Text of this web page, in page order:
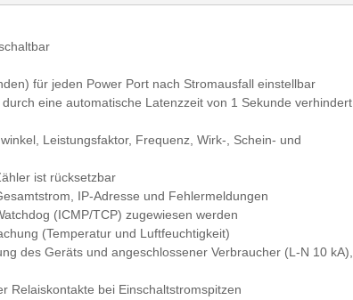
für jeden Power Port nach Stromausfall einstellbar
eine automatische Latenzzeit von 1 Sekunde verhindert
Leistungsfaktor, Frequenz, Wirk-, Schein- und
ist rücksetzbar
IP-Adresse und Fehlermeldungen
(ICMP/TCP) zugewiesen werden
(Temperatur und Luftfeuchtigkeit)
des Geräts und angeschlossener Verbraucher (L-N 10 kA),
Relaiskontakte bei Einschaltstromspitzen